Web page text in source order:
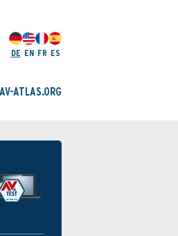
DE EN FR ES
AV-ATLAS.ORG